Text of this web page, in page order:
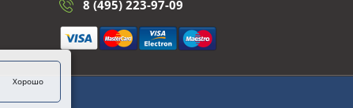
8 (495) 223-97-09
Хорошо